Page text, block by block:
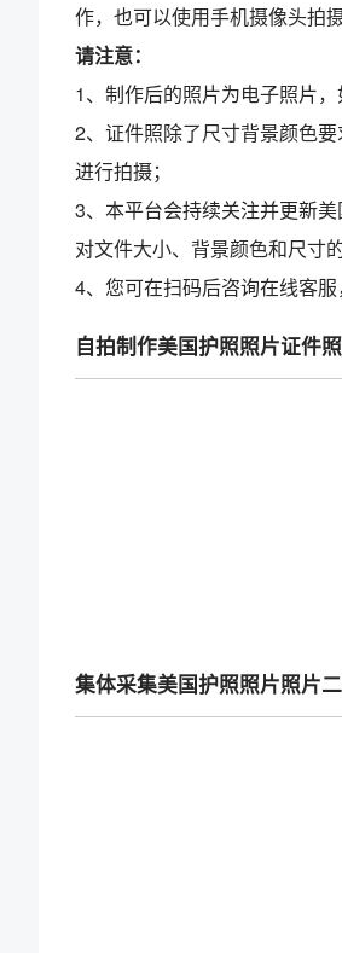
作，也可以使用手机摄像头拍摄
请注意：
1、制作后的照片为电子照片
2、证件照除了尺寸背景颜色
进行拍摄；
3、本平台会持续关注并更新
对文件大小、背景颜色和尺寸
4、您可在扫码后咨询在线客
自拍制作美国护照照片证件
集体采集美国护照照片照片